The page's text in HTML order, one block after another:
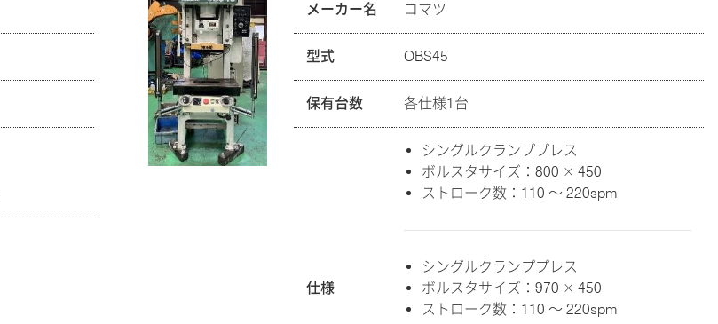
メーカー名 コマツ
型式 OBS45
保有台数 各仕様1台
仕様
シングルクランププレス
ボルスタサイズ：800 × 450
ストローク数：110 ～ 220spm
シングルクランププレス
ボルスタサイズ：970 × 450
ストローク数：110 ～ 220spm